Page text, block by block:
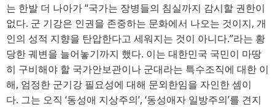
는 한발 더 나아가“국가는 장병들의 침실까지 감시할 권한이
없다. 군 기강은 인권을 존중하는 문화에서 나오는 것이지, 개
인의 성적 지향을 탄압한다고 세워지는 것이 아니다.”라는 황
당한 궤변을 늘어놓기까지 했다. 이는 대한민국 국민이 마땅
히 구비해야 할 국가안보관이나 군대라는 특수조직에 대한 이
해, 엄정한 군기강 필요성에 대해 문외한임을 자인한 셈이
다. 그는 오직 ‘동성애 지상주의’, ‘동성애자 일방주의’를 견지